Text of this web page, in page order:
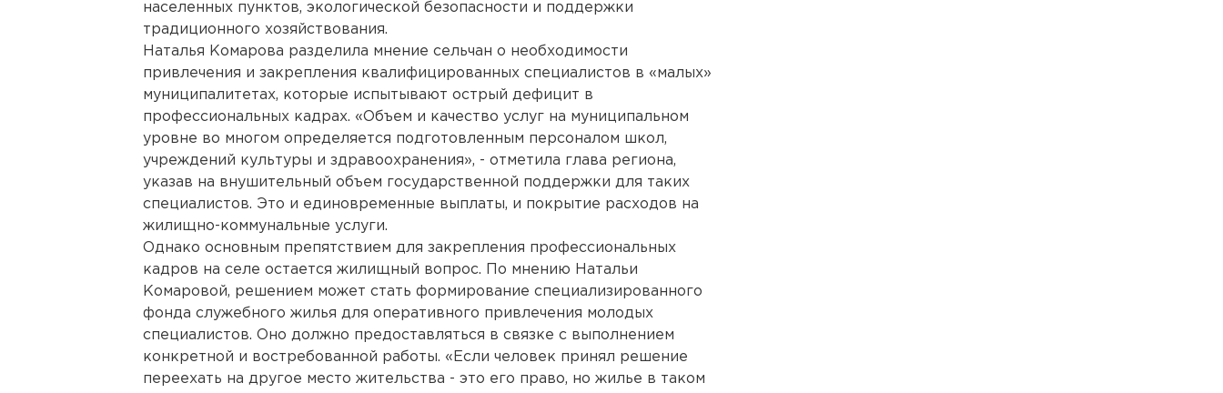
населенных пунктов, экологической безопасности и поддержки
традиционного хозяйствования.
Наталья Комарова разделила мнение сельчан о необходимости
привлечения и закрепления квалифицированных специалистов в «малых»
муниципалитетах, которые испытывают острый дефицит в
профессиональных кадрах. «Объем и качество услуг на муниципальном
уровне во многом определяется подготовленным персоналом школ,
учреждений культуры и здравоохранения», - отметила глава региона,
указав на внушительный объем государственной поддержки для таких
специалистов. Это и единовременные выплаты, и покрытие расходов на
жилищно-коммунальные услуги.
Однако основным препятствием для закрепления профессиональных
кадров на селе остается жилищный вопрос. По мнению Натальи
Комаровой, решением может стать формирование специализированного
фонда служебного жилья для оперативного привлечения молодых
специалистов. Оно должно предоставляться в связке с выполнением
конкретной и востребованной работы. «Если человек принял решение
переехать на другое место жительства - это его право, но жилье в таком